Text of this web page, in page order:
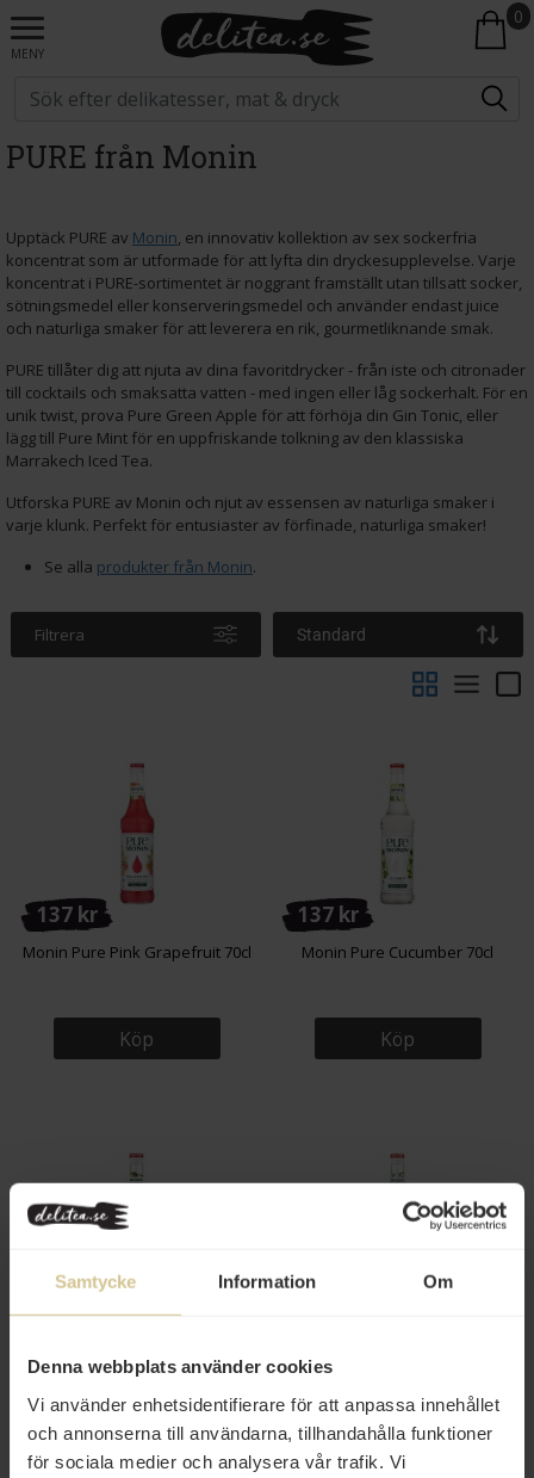
Samtycke Information Om
Denna webbplats använder cookies
Vi använder enhetsidentifierare för att anpassa innehållet
och annonserna till användarna, tillhandahålla funktioner
för sociala medier och analysera vår trafik. Vi
MENY
0
PURE från Monin
Upptäck PURE av Monin, en innovativ kollektion av sex sockerfria
koncentrat som är utformade för att lyfta din dryckesupplevelse. Varje
koncentrat i PURE-sortimentet är noggrant framställt utan tillsatt socker,
sötningsmedel eller konserveringsmedel och använder endast juice
och naturliga smaker för att leverera en rik, gourmetliknande smak.
PURE tillåter dig att njuta av dina favoritdrycker - från iste och citronader
till cocktails och smaksatta vatten - med ingen eller låg sockerhalt. För en
unik twist, prova Pure Green Apple för att förhöja din Gin Tonic, eller
lägg till Pure Mint för en uppfriskande tolkning av den klassiska
Marrakech Iced Tea.
Utforska PURE av Monin och njut av essensen av naturliga smaker i
varje klunk. Perfekt för entusiaster av förfinade, naturliga smaker!
Se alla produkter från Monin.
Filtrera Standard
137 kr
Monin Pure Pink Grapefruit 70cl
Köp
137 kr
Monin Pure Cucumber 70cl
Köp
Köp Köp